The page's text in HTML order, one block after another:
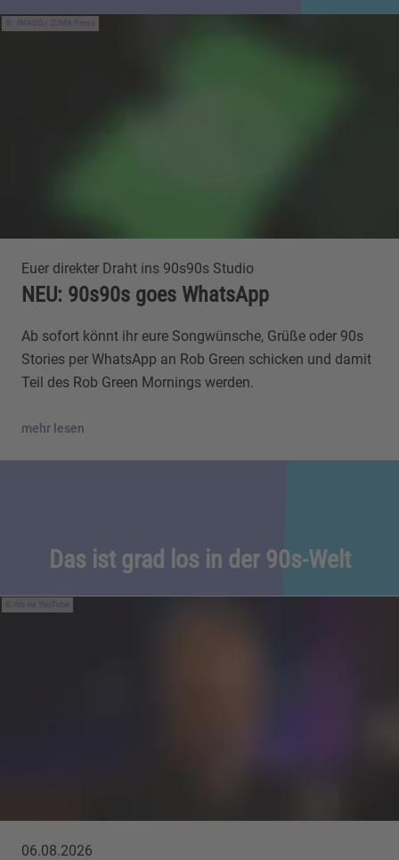
IMAGO / ZUMA Press
Euer direkter Draht ins 90s90s Studio
NEU: 90s90s goes WhatsApp
Ab sofort könnt ihr eure Songwünsche, Grüße oder 90s
Stories per WhatsApp an Rob Green schicken und damit
Teil des Rob Green Mornings werden.
mehr lesen
Das ist grad los in der 90s-Welt
rbb via YouTube
06.08.2026